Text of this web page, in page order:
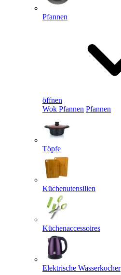
Pfannen
öffnen
Wok Pfannen Pfannen
Töpfe
Küchenutensilien
Küchenaccessoires
Elektrische Wasserkocher